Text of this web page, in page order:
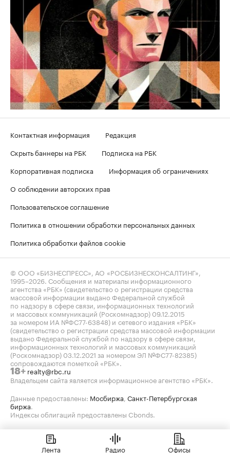
Контактная информация
Редакция
Скрыть баннеры на РБК
Подписка на РБК
Корпоративная подписка
Информация об ограничениях
О соблюдении авторских прав
Пользовательское соглашение
Политика в отношении обработки персональных данных
Политика обработки файлов cookie
© ООО «БИЗНЕСПРЕСС», АО «РОСБИЗНЕСКОНСАЛТИНГ»,
1995–2026 . Сообщения и материалы информационного
агентства «РБК» (свидетельство о регистрации средства
массовой информации выдано Федеральной службой
по надзору в сфере связи, информационных технологий
и массовых коммуникаций (Роскомнадзор) 09.12.2015
за номером ИА №ФС77-63848) и сетевого издания «РБК»
(свидетельство о регистрации средства массовой информации
выдано Федеральной службой по надзору в сфере связи,
информационных технологий и массовых коммуникаций
(Роскомнадзор) 03.12.2021 за номером ЭЛ №ФС77-82385)
сопровождаются пометкой «РБК».
18+ realty@rbc.ru
Владельцем сайта является информационное агентство «РБК».
Данные предоставлены: Мосбиржа Санкт-Петербургская
биржа
Индексы облигаций предоставлены Cbonds.
Лента Радио Офисы